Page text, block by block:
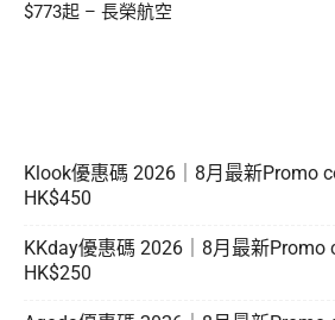
$773起 – 長榮航空
Klook優惠碼 2026｜8月最新Promo
HK$450
KKday優惠碼 2026｜8月最新Promo
HK$250